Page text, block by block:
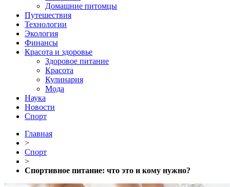
Домашние питомцы
Путешествия
Технологии
Экология
Финансы
Красота и здоровье
Здоровое питание
Красота
Кулинария
Мода
Наука
Новости
Спорт
Главная
>
Спорт
>
Спортивное питание: что это и кому нужно?